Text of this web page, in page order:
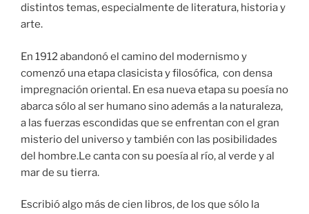
distintos temas, especialmente de literatura, historia y
arte.
En 1912 abandonó el camino del modernismo y
comenzó una etapa clasicista y filosófica, con densa
impregnación oriental. En esa nueva etapa su poesía no
abarca sólo al ser humano sino además a la naturaleza,
a las fuerzas escondidas que se enfrentan con el gran
misterio del universo y también con las posibilidades
del hombre.Le canta con su poesía al río, al verde y al
mar de su tierra.
Escribió algo más de cien libros, de los que sólo la